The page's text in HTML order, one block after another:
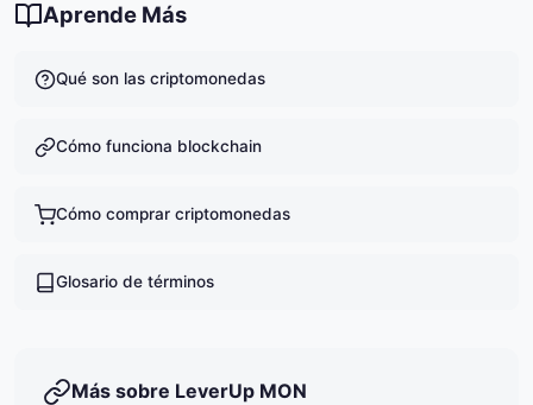
Aprende Más
Qué son las criptomonedas
Cómo funciona blockchain
Cómo comprar criptomonedas
Glosario de términos
Más sobre LeverUp MON